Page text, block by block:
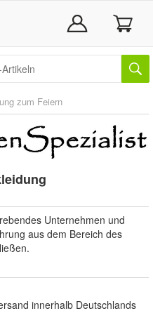
zum Feiern
Unternehmen und
aus dem Bereich des
innerhalb Deutschlands